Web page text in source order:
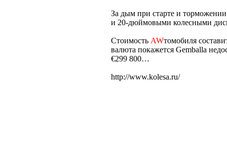
За дым при старте и
и 20-дюймовыми колесными
Стоимость AWтомобиля
валюта покажется Gemballa
€299 800…
http://www.kolesa.ru/